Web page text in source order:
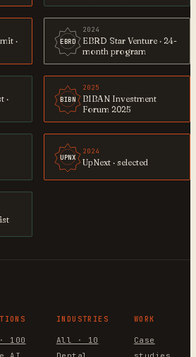
·
EBRD
2024
EBRD Star Venture · 24-
month program
·
BIBN
2025
BIBAN Investment
Forum 2025
UPNX
2024
UpNext · selected
100
INDUSTRIES
All · 10
WORK
Case